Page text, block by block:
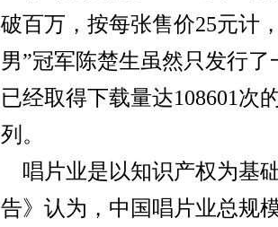
破百万，按每张售价25元计
男”冠军陈楚生虽然只发行
已经取得下载量达108601次
列。
唱片业是以知识产权为基
告》认为，中国唱片业总规